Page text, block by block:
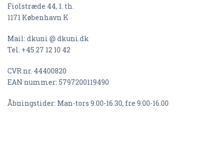
Fiolstræde 44, 1. th.
1171 København K
Mail: dkuni @ dkuni.dk
Tel. +45 27 12 10 42
CVR nr. 44400820
EAN nummer: 5797200119490
Åbningstider: Man-tors 9.00-16.30, fre 9.00-16.00